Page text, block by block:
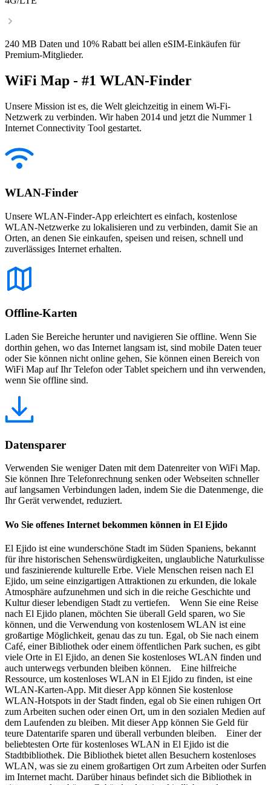
240 MB Daten und 10% Rabatt bei allen eSIM-Einkäufen für
Premium-Mitglieder.
WiFi Map - #1 WLAN-Finder
Unsere Mission ist es, die Welt gleichzeitig in einem Wi-Fi-
Netzwerk zu verbinden. Wir haben 2014 und jetzt die Nummer 1
Internet Connectivity Tool gestartet.
WLAN-Finder
Unsere WLAN-Finder-App erleichtert es einfach, kostenlose
WLAN-Netzwerke zu lokalisieren und zu verbinden, damit Sie an
Orten, an denen Sie einkaufen, speisen und reisen, schnell und
zuverlässiges Internet erhalten.
Offline-Karten
Laden Sie Bereiche herunter und navigieren Sie offline. Wenn Sie
dorthin gehen, wo das Internet langsam ist, sind mobile Daten teuer
oder Sie können nicht online gehen, Sie können einen Bereich von
WiFi Map auf Ihr Telefon oder Tablet speichern und ihn verwenden,
wenn Sie offline sind.
Datensparer
Verwenden Sie weniger Daten mit dem Datenreiter von WiFi Map.
Sie können Ihre Telefonrechnung senken oder Webseiten schneller
auf langsamen Verbindungen laden, indem Sie die Datenmenge, die
Ihr Gerät verwendet, reduziert.
Wo Sie offenes Internet bekommen können in El Ejido
El Ejido ist eine wunderschöne Stadt im Süden Spaniens, bekannt
für ihre historischen Sehenswürdigkeiten, unglaubliche Naturkulisse
und faszinierende kulturelle Erbe. Viele Menschen reisen nach El
Ejido, um seine einzigartigen Attraktionen zu erkunden, die lokale
Atmosphäre aufzunehmen und sich in die reiche Geschichte und
Kultur dieser lebendigen Stadt zu vertiefen. Wenn Sie eine Reise
nach El Ejido planen, möchten Sie überall Geld sparen, wo Sie
können, und die Verwendung von kostenlosem WLAN ist eine
großartige Möglichkeit, genau das zu tun. Egal, ob Sie nach einem
Café, einer Bibliothek oder einem öffentlichen Park suchen, es gibt
viele Orte in El Ejido, an denen Sie kostenloses WLAN finden und
auch unterwegs verbunden bleiben können. Eine hilfreiche
Ressource, um kostenloses WLAN in El Ejido zu finden, ist eine
WLAN-Karten-App. Mit dieser App können Sie kostenlose
WLAN-Hotspots in der Stadt finden, egal ob Sie einen ruhigen Ort
zum Arbeiten suchen oder einen Ort, um in den sozialen Medien auf
dem Laufenden zu bleiben. Mit dieser App können Sie Geld für
teure Datentarife sparen und überall verbunden bleiben. Einer der
beliebtesten Orte für kostenloses WLAN in El Ejido ist die
Stadtbibliothek. Die Bibliothek bietet allen Besuchern kostenloses
WLAN, was sie zu einem großartigen Ort zum Arbeiten oder Surfen
im Internet macht. Darüber hinaus befindet sich die Bibliothek in